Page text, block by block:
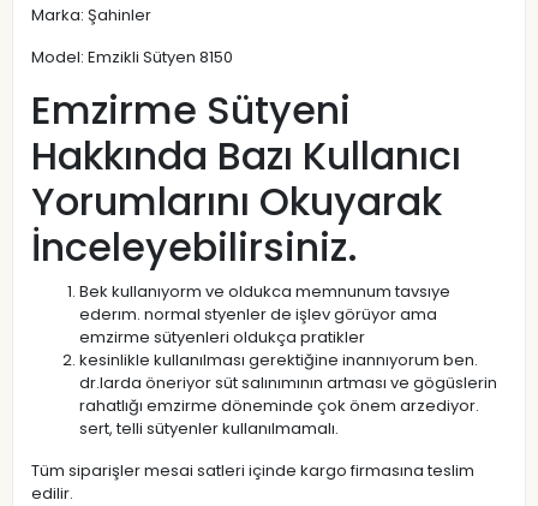
Marka: Şahinler
Model: Emzikli Sütyen 8150
Emzirme Sütyeni
Hakkında Bazı Kullanıcı
Yorumlarını Okuyarak
İnceleyebilirsiniz.
Bek kullanıyorm ve oldukca memnunum tavsıye
ederım. normal styenler de işlev görüyor ama
emzirme sütyenleri oldukça pratikler
kesinlikle kullanılması gerektiğine inannıyorum ben.
dr.larda öneriyor süt salınımının artması ve gögüslerin
rahatlığı emzirme döneminde çok önem arzediyor.
sert, telli sütyenler kullanılmamalı.
Tüm siparişler mesai satleri içinde kargo firmasına teslim
edilir.